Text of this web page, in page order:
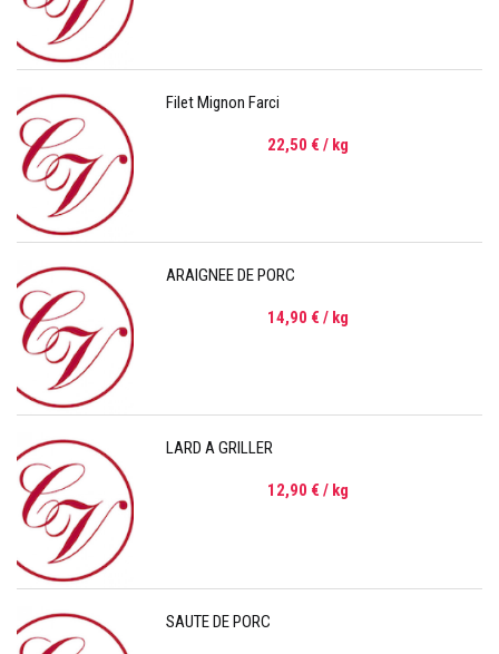
Filet Mignon Farci
22,50 € / kg
ARAIGNEE DE PORC
14,90 € / kg
LARD A GRILLER
12,90 € / kg
SAUTE DE PORC